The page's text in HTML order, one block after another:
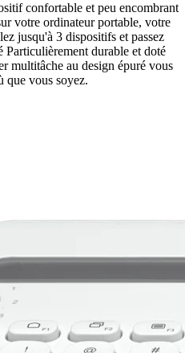
confortable et peu encombrant
votre ordinateur portable, votre
jusqu'à 3 dispositifs et passez
durable et doté
multitâche au design épuré vous
que vous soyez.